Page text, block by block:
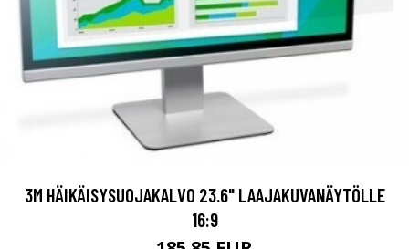
3M HÄIKÄISYSUOJAKALVO 23.6" LAAJAKUVANÄYTÖLLE
16:9